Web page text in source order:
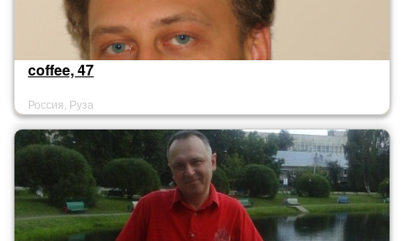
coffee, 47
Россия, Руза